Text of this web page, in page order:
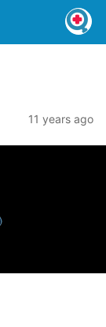
11 years ago